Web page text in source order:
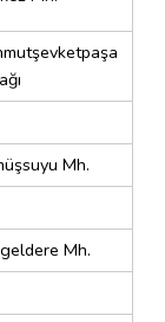
Mh.
Mh.